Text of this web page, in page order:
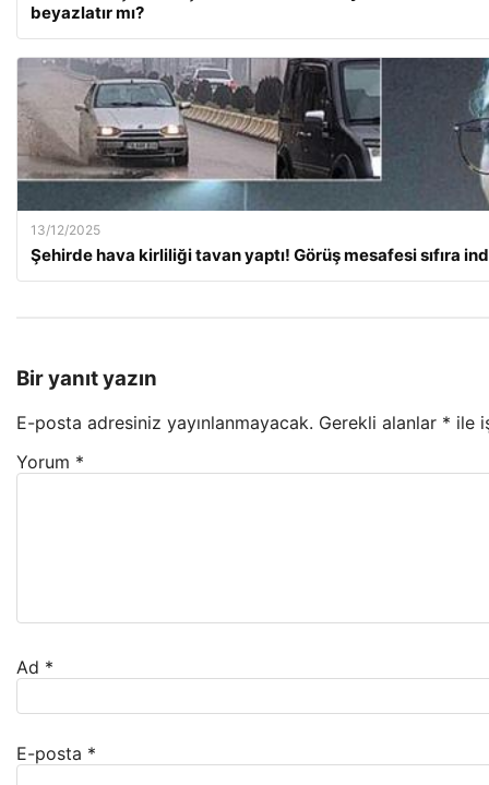
beyazlatır mı?
13/12/2025
Şehirde hava kirliliği tavan yaptı! Görüş mesafesi sıfıra
Bir yanıt yazın
E-posta adresiniz yayınlanmayacak. Gerekli alanlar * ile
Yorum *
Ad *
E-posta *